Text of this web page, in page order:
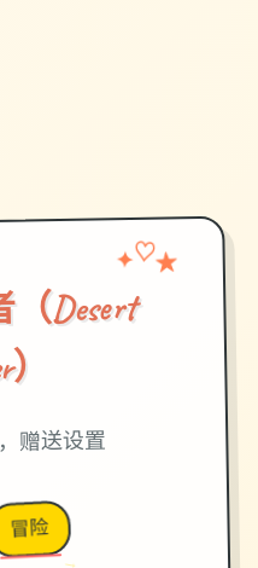
Desert
✦ ♡ ★
赠送设置
冒险